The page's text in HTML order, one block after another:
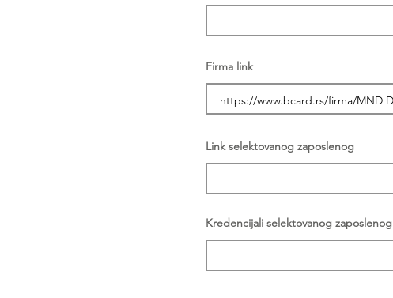
Firma link
Link selektovanog zaposlenog
Kredencijali selektovanog zaposlenog